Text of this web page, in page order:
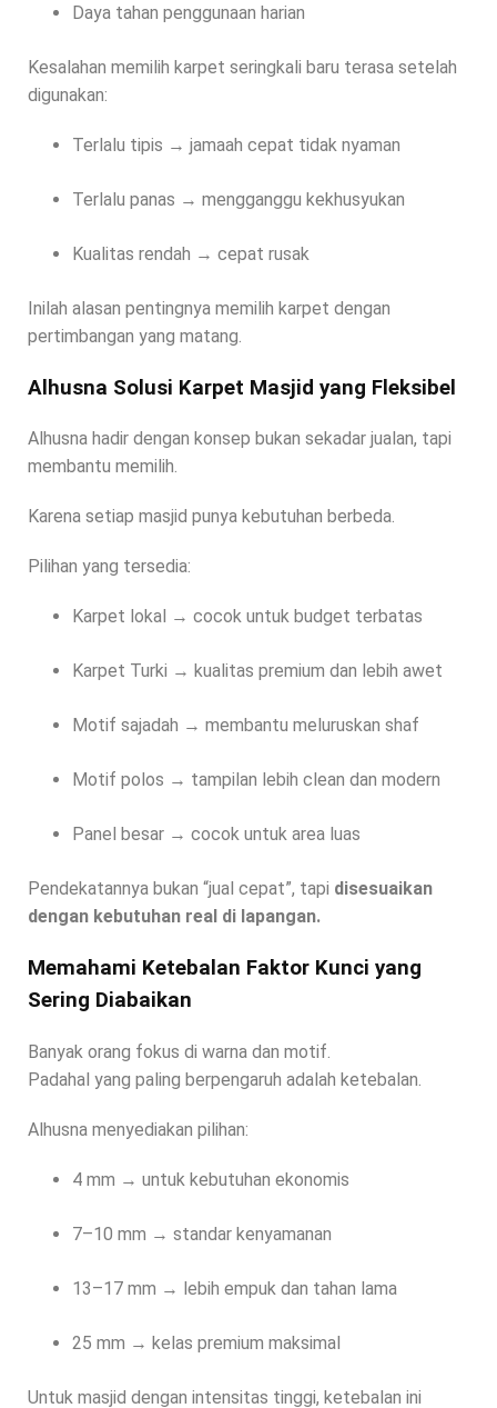
Daya tahan penggunaan harian
Kesalahan memilih karpet seringkali baru terasa setelah
digunakan:
Terlalu tipis → jamaah cepat tidak nyaman
Terlalu panas → mengganggu kekhusyukan
Kualitas rendah → cepat rusak
Inilah alasan pentingnya memilih karpet dengan
pertimbangan yang matang.
Alhusna Solusi Karpet Masjid yang Fleksibel
Alhusna hadir dengan konsep bukan sekadar jualan, tapi
membantu memilih.
Karena setiap masjid punya kebutuhan berbeda.
Pilihan yang tersedia:
Karpet lokal → cocok untuk budget terbatas
Karpet Turki → kualitas premium dan lebih awet
Motif sajadah → membantu meluruskan shaf
Motif polos → tampilan lebih clean dan modern
Panel besar → cocok untuk area luas
Pendekatannya bukan “jual cepat”, tapi disesuaikan
dengan kebutuhan real di lapangan.
Memahami Ketebalan Faktor Kunci yang
Sering Diabaikan
Banyak orang fokus di warna dan motif.
Padahal yang paling berpengaruh adalah ketebalan.
Alhusna menyediakan pilihan:
4 mm → untuk kebutuhan ekonomis
7–10 mm → standar kenyamanan
13–17 mm → lebih empuk dan tahan lama
25 mm → kelas premium maksimal
Untuk masjid dengan intensitas tinggi, ketebalan ini